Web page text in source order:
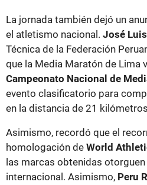
La jornada también dejó un
el atletismo nacional. José
Técnica de la Federación
que la Media Maratón de Lima
Campeonato Nacional de
evento clasificatorio para
en la distancia de 21
Asimismo, recordó que el
homologación de World
las marcas obtenidas
internacional. Asimismo, Peru